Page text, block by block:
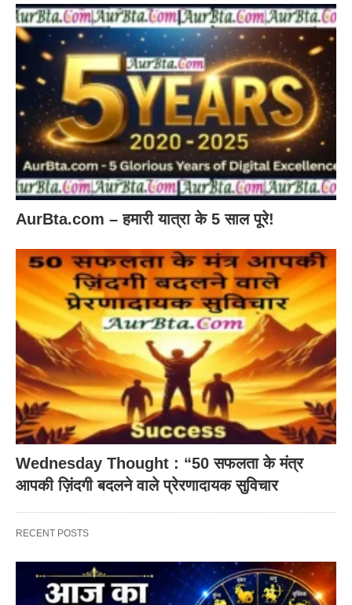
AurBta.com – हमारी यात्रा के 5 साल पूरे!
Wednesday Thought : “50 सफलता के मंत्र
आपकी ज़िंदगी बदलने वाले प्रेरणादायक सुविचार
RECENT POSTS